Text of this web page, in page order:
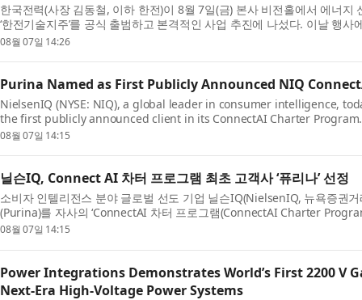
한국전력(사장 김동철, 이하 한전)이 8월 7일(금) 본사 비전홀에서 에너지
‘한전기술지주’를 공식 출범하고 본격적인 사업 추진에 나섰다. 이날 행사
김성환 장관, 더불어민주...
08월 07일 14:26
Purina Named as First Publicly Announced NIQ
NielsenIQ (NYSE: NIQ), a global leader in consumer intelligence,
the first publicly announced client in its ConnectAI Charter
follows NIQ’s launch of the progr...
08월 07일 14:15
닐슨IQ, Connect AI 차터 프로그램 최초 고객사 ‘퓨리나’ 선정
소비자 인텔리전스 분야 글로벌 선도 기업 닐슨IQ(NielsenIQ, 뉴욕증권
(Purina)를 자사의 ‘ConnectAI 차터 프로그램(ConnectAI Charter
정했다고 발표했다. 이번 발표는 ...
08월 07일 14:15
Power Integrations Demonstrates World’s First 2200 V
Next-Era High-Voltage Power Systems